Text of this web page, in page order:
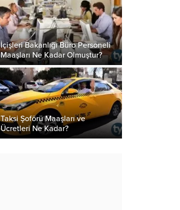
İçişleri Bakanlığı Büro Personeli
Maaşları Ne Kadar Olmuştur?
Taksi Şoförü Maaşları ve
Ücretleri Ne Kadar?